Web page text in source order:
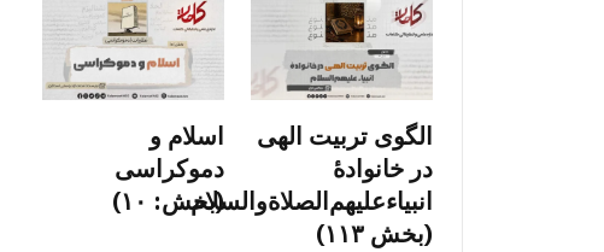
الگوی تربیت الهی
در خانوادۀ
انبیاءعلیهم‌الصلاةو‌السلام
(بخش ۱۱۳)
اسلام و
دموکراسی
(بخش: ۱۰)